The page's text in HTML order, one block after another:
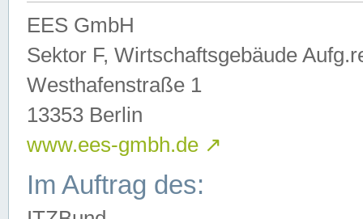
EES GmbH
Sektor F, Wirtschaftsgebäude
Westhafenstraße 1
13353 Berlin
www.ees-gmbh.de ↗
Im Auftrag des: